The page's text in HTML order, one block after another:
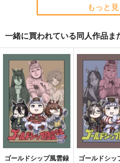
吸血皇子と生贄花嫁 2
講談社
792円 （税込）
サンプル
作品詳細
まちのヤクザ
さん超極
秋田書店
880円 （税込）
サンプ
作品詳
もっと見
一緒に買われている同人作品ま
ゴールドシップ風雲録
ゴールドシッ